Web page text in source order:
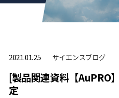
2021.01.25 サイエンスブログ
[製品関連資料【AuPRO
定